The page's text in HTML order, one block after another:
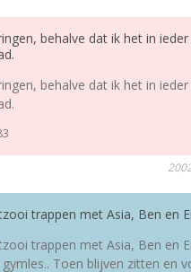
behalve dat ik het in ieder
behalve dat ik het in ieder
trappen met Asia, Ben en
trappen met Asia, Ben en
Toen blijven zitten en